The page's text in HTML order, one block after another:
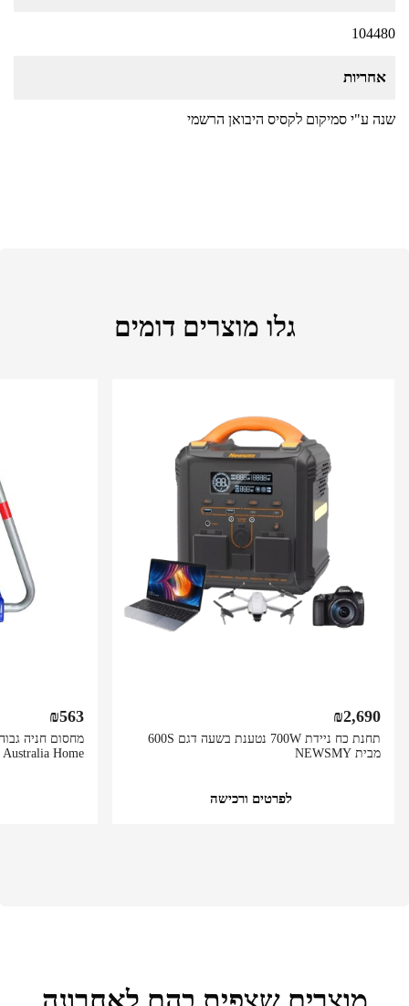
104480
אחריות
שנה ע"י סמיקום לקסיס היבואן הרשמי
גלו מוצרים דומים
תחנת כח ניידת 700W נטענת בשעה דגם 600S
מבית NEWSMY
₪2,690
לפרטים ורכישה
Australia Home
₪563